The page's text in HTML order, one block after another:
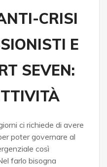
CRISI
E
SEVEN:
ci richiede di avere
poter governare al
così
farlo bisogna